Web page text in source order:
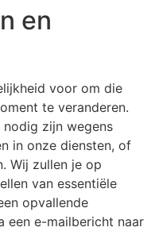
en
voor om die
te veranderen.
nodig zijn wegens
in onze diensten, of
Wij zullen je op
van essentiële
opvallende
een e-mailbericht naar